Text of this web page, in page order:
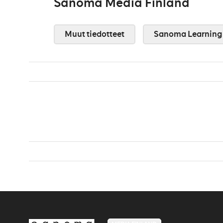
Muut tiedotteet Sanoma Learning